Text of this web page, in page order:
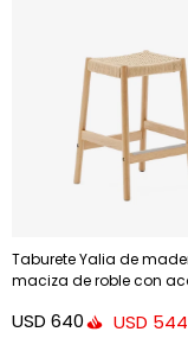
Taburete Yalia de
maciza de roble con
FSC100%
USD 640 USD 544